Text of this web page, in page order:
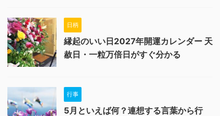
日柄
縁起のいい日2027年開運カレンダー 天
赦日・一粒万倍日がすぐ分かる
行事
5月といえば何？連想する言葉から行